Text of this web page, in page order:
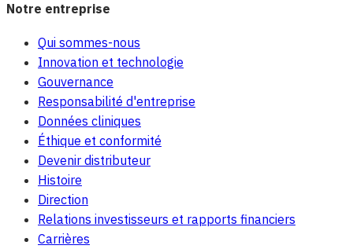
Notre entreprise
Qui sommes-nous
Innovation et technologie
Gouvernance
Responsabilité d'entreprise
Données cliniques
Éthique et conformité
Devenir distributeur
Histoire
Direction
Relations investisseurs et rapports financiers
Carrières